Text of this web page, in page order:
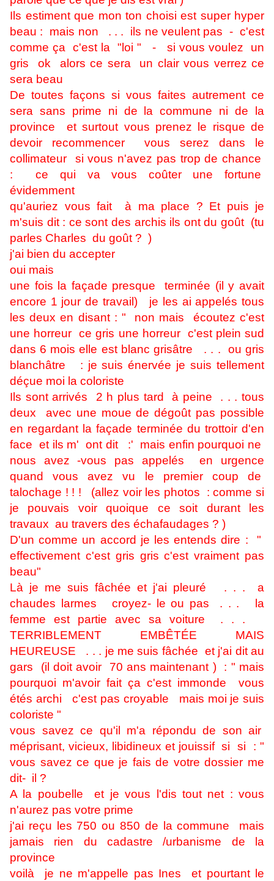
Ils estiment que mon ton choisi est super hyper
beau : mais non . . . ils ne veulent pas - c'est
comme ça c'est la "loi " - si vous voulez un
gris ok alors ce sera un clair vous verrez ce
sera beau
De toutes façons si vous faites autrement ce
sera sans prime ni de la commune ni de la
province et surtout vous prenez le risque de
devoir recommencer vous serez dans le
collimateur si vous n'avez pas trop de chance
: ce qui va vous coûter une fortune
évidemment
qu'auriez vous fait à ma place ? Et puis je
m'suis dit : ce sont des archis ils ont du goût (tu
parles Charles du goût ? )
j'ai bien du accepter
oui mais
une fois la façade presque terminée (il y avait
encore 1 jour de travail) je les ai appelés tous
les deux en disant : " non mais écoutez c'est
une horreur ce gris une horreur c'est plein sud
dans 6 mois elle est blanc grisâtre . . . ou gris
blanchâtre : je suis énervée je suis tellement
déçue moi la coloriste
Ils sont arrivés 2 h plus tard à peine . . . tous
deux avec une mouede dégoût pas possible
en regardant la façade terminée du trottoir d'en
face et ils m' ont dit :' mais enfin pourquoi ne
nous avez -vous pas appelés en urgence
quand vous avez vu le premier coup de
talochage ! ! ! (allez voir les photos : comme si
je pouvais voir quoique ce soit durant les
travaux au travers des échafaudages ? )
D'un comme un accord je les entends dire : "
effectivement c'est gris gris c'est vraiment pas
beau"
Là je me suis fâchée et j'ai pleuré . . . a
chaudes larmes croyez- le ou pas . . . la
femme est partie avec sa voiture . . .
TERRIBLEMENT EMBÊTÉE MAIS
HEUREUSE . . . je me suis fâchée et j'ai dit au
gars (il doit avoir 70 ans maintenant ) : " mais
pourquoi m'avoir fait ça c'est immonde vous
étés archi c'est pas croyable mais moi je suis
coloriste "
vous savez ce qu'il m'a répondu de son air
méprisant, vicieux, libidineux et jouissif si si : "
vous savez ce que je fais de votre dossier me
dit- il ?
A la poubelle et je vous l'dis tout net : vous
n'aurez pas votre prime
j'ai reçu les 750 ou 850 de la commune mais
jamais rien du cadastre /urbanisme de la
province
voilà je ne m'appelle pas Ines et pourtant le